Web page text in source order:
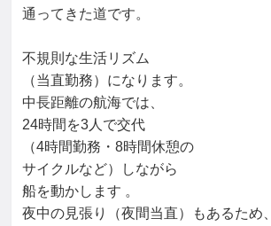
通ってきた道です。
不規則な生活リズム
（当直勤務）になります。
中長距離の航海では、
24時間を3人で交代
（4時間勤務・8時間休憩の
サイクルなど）しながら
船を動かします 。
夜中の見張り（夜間当直）もあるため、